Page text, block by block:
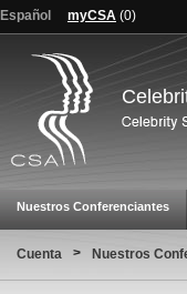
Español myCSA (0)
Nuestros Conferenciantes
Cuenta > Nuestros